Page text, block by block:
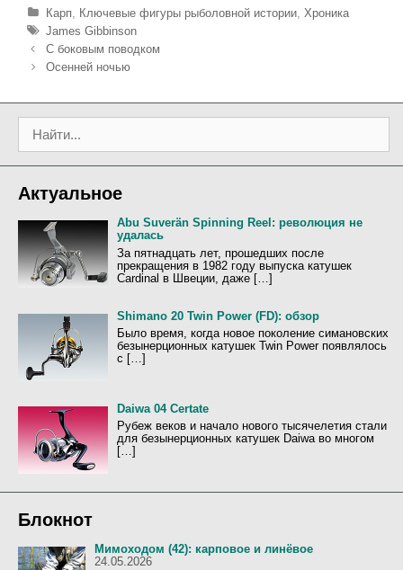
Р
у
б
р
и
Карп, Ключевые фигуры рыболовной истории, Хроника
М
е
т
James Gibbinson
Н
а
и
г
ц
и
з
а
п
и
с
С боковым поводком
Осенней ночью
к
Актуальное
Abu Suverän Spinning Reel: революция не
удалась
За пятнадцать лет, прошедших после
прекращения в 1982 году выпуска катушек
Cardinal в Швеции, даже […]
Shimano 20 Twin Power (FD): обзор
Было время, когда новое поколение симановских
безынерционных катушек Twin Power появлялось
с […]
Daiwa 04 Certate
Рубеж веков и начало нового тысячелетия стали
для безынерционных катушек Daiwa во многом
[…]
Блокнот
Мимоходом (42): карповое и линёвое
24.05.2026